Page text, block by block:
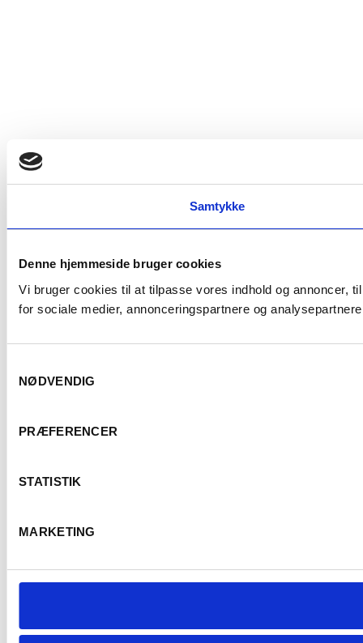
Samtykke
Denne hjemmeside bruger cookies
Vi bruger cookies til at tilpasse vores indhold og annoncer,
for sociale medier, annonceringspartnere og
NØDVENDIG
PRÆFERENCER
STATISTIK
MARKETING